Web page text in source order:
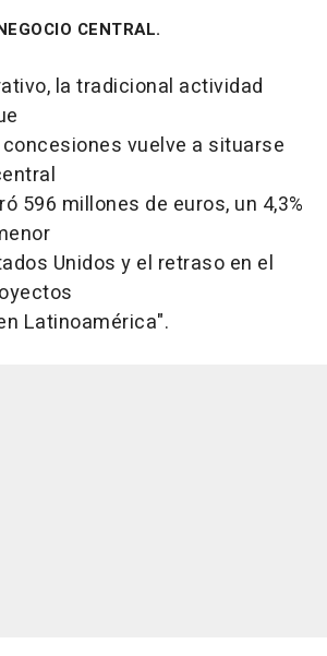
CENTRAL.
la tradicional actividad
vuelve a situarse
596 millones de euros, un 4,3%
Unidos y el retraso en el
Latinoamérica".